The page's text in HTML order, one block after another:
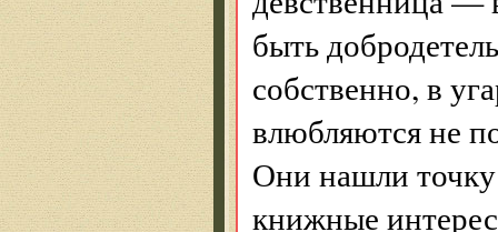
быть
собственно, в
влюбляются не
Они нашли
книжные